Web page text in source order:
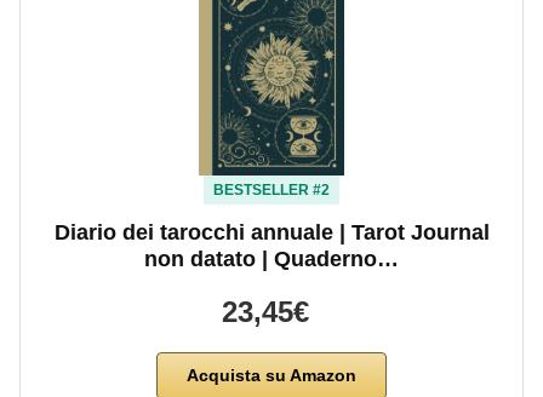
BESTSELLER #2
Diario dei tarocchi annuale | Tarot Journal
non datato | Quaderno…
23,45€
Acquista su Amazon